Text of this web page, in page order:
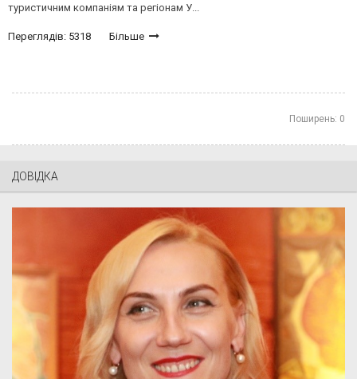
туристичним компаніям та регіонам У...
Переглядів: 5318 Більше
Поширень: 0
ДОВІДКА